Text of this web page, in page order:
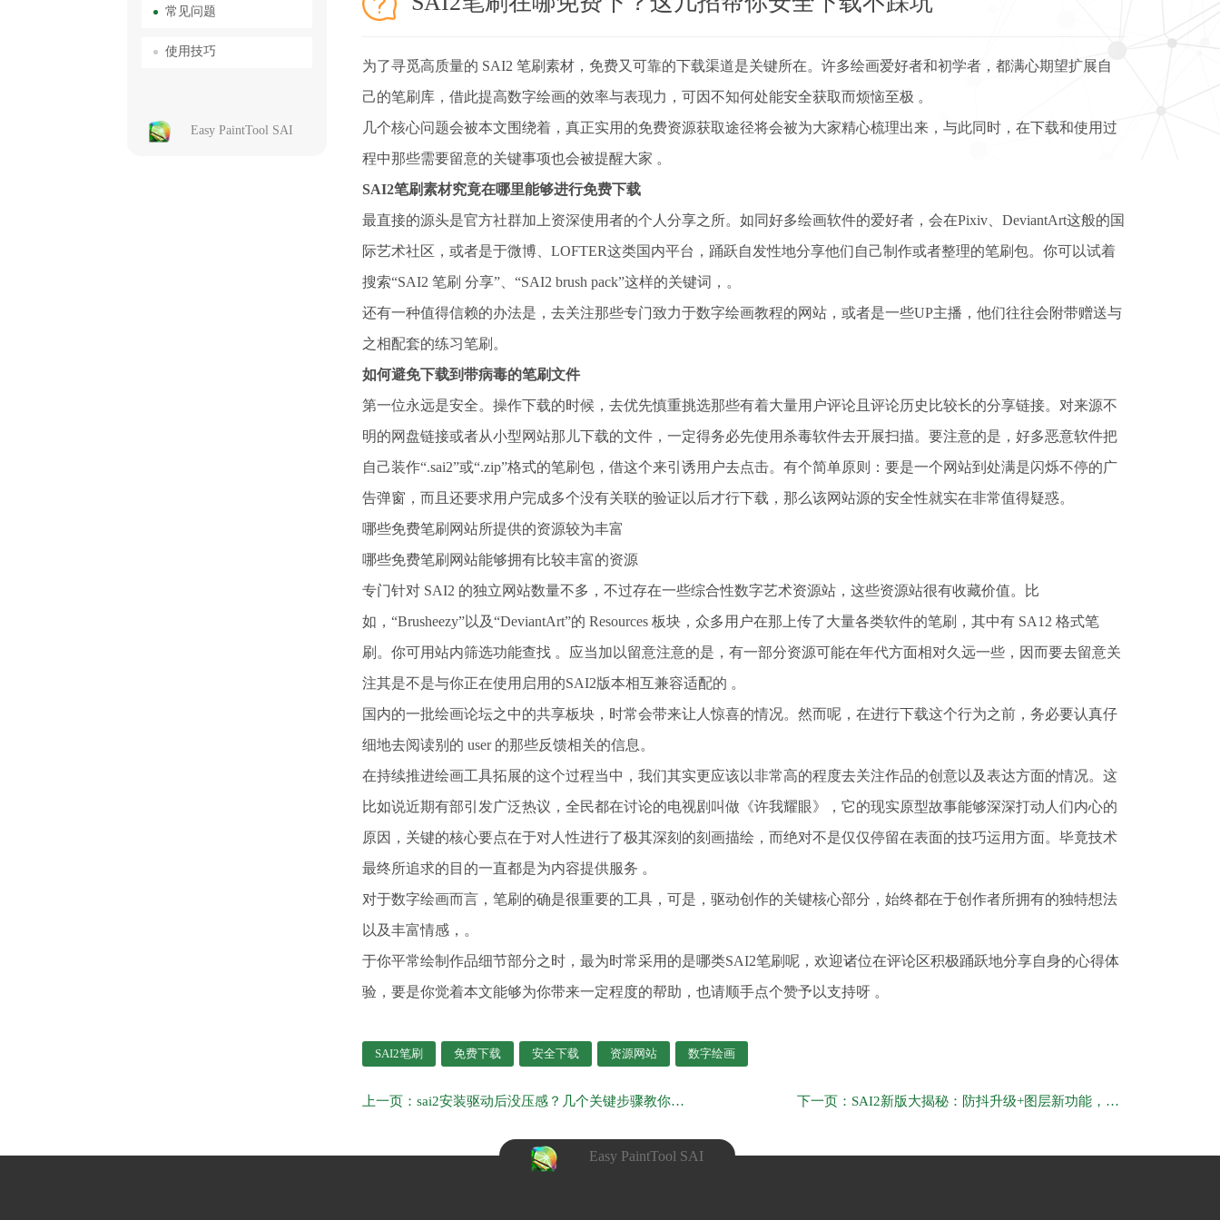
常见问题
使用技巧
Easy PaintTool SAI
为了寻觅高质量的 SAI2 笔刷素材，免费又可靠的下载渠道是关键所在。许多绘画爱好者和初学者，都满心期望扩展自
己的笔刷库，借此提高数字绘画的效率与表现力，可因不知何处能安全获取而烦恼至极 。
几个核心问题会被本文围绕着，真正实用的免费资源获取途径将会被为大家精心梳理出来，与此同时，在下载和使用过
程中那些需要留意的关键事项也会被提醒大家 。
SAI2笔刷素材究竟在哪里能够进行免费下载
最直接的源头是官方社群加上资深使用者的个人分享之所。如同好多绘画软件的爱好者，会在Pixiv、DeviantArt这般的国
际艺术社区，或者是于微博、LOFTER这类国内平台，踊跃自发性地分享他们自己制作或者整理的笔刷包。你可以试着
搜索“SAI2 笔刷 分享”、“SAI2 brush pack”这样的关键词，。
还有一种值得信赖的办法是，去关注那些专门致力于数字绘画教程的网站，或者是一些UP主播，他们往往会附带赠送与
之相配套的练习笔刷。
如何避免下载到带病毒的笔刷文件
第一位永远是安全。操作下载的时候，去优先慎重挑选那些有着大量用户评论且评论历史比较长的分享链接。对来源不
明的网盘链接或者从小型网站那儿下载的文件，一定得务必先使用杀毒软件去开展扫描。要注意的是，好多恶意软件把
自己装作“.sai2”或“.zip”格式的笔刷包，借这个来引诱用户去点击。有个简单原则：要是一个网站到处满是闪烁不停的广
告弹窗，而且还要求用户完成多个没有关联的验证以后才行下载，那么该网站源的安全性就实在非常值得疑惑。
哪些免费笔刷网站所提供的资源较为丰富
哪些免费笔刷网站能够拥有比较丰富的资源
专门针对 SAI2 的独立网站数量不多，不过存在一些综合性数字艺术资源站，这些资源站很有收藏价值。比
如，“Brusheezy”以及“DeviantArt”的 Resources 板块，众多用户在那上传了大量各类软件的笔刷，其中有 SA12 格式笔
刷。你可用站内筛选功能查找 。应当加以留意注意的是，有一部分资源可能在年代方面相对久远一些，因而要去留意关
注其是不是与你正在使用启用的SAI2版本相互兼容适配的 。
国内的一批绘画论坛之中的共享板块，时常会带来让人惊喜的情况。然而呢，在进行下载这个行为之前，务必要认真仔
细地去阅读别的 user 的那些反馈相关的信息。
在持续推进绘画工具拓展的这个过程当中，我们其实更应该以非常高的程度去关注作品的创意以及表达方面的情况。这
比如说近期有部引发广泛热议，全民都在讨论的电视剧叫做《许我耀眼》，它的现实原型故事能够深深打动人们内心的
原因，关键的核心要点在于对人性进行了极其深刻的刻画描绘，而绝对不是仅仅停留在表面的技巧运用方面。毕竟技术
最终所追求的目的一直都是为内容提供服务 。
对于数字绘画而言，笔刷的确是很重要的工具，可是，驱动创作的关键核心部分，始终都在于创作者所拥有的独特想法
以及丰富情感，。
于你平常绘制作品细节部分之时，最为时常采用的是哪类SAI2笔刷呢，欢迎诸位在评论区积极踊跃地分享自身的心得体
验，要是你觉着本文能够为你带来一定程度的帮助，也请顺手点个赞予以支持呀 。
SAI2笔刷 免费下载 安全下载 资源网站 数字绘画
上一页：sai2安装驱动后没压感？几个关键步骤教你搞定 下一页：SAI2新版大揭秘：防抖升级+图层新功能，画画更流畅顺手
Easy PaintTool SAI